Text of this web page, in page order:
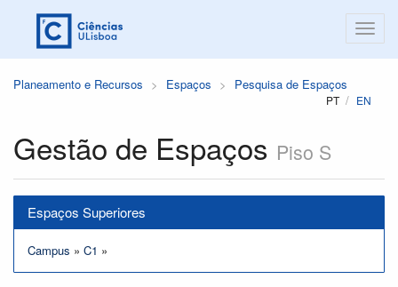
Planeamento e Recursos Espaços Pesquisa de Espaços
PT EN
Gestão de Espaços Piso S
Espaços Superiores
Campus » C1 »